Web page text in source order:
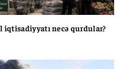
iqtisadiyyatı necə qurdular?